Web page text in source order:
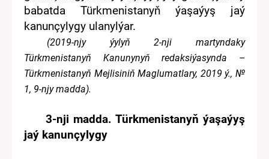
babatda Türkmenistanyň ýaşaýyş jaý
kanunçylygy ulanylýar.
(2019-njyýylyň2-nji martyndaky
Türkmenistanyň Kanunynyň redaksiýasynda –
Türkmenistanyň Mejlisiniň Maglumatlary, 2019 ý., №
1, 9-njymadda).
3-nji madda. Türkmenistanyň ýaşaýyş
jaý kanunçylygy